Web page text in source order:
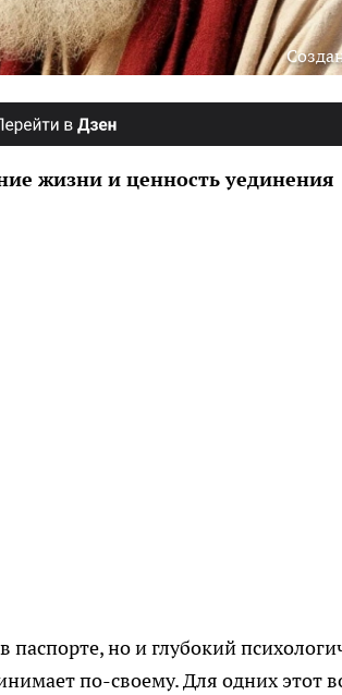
жизни и ценность уединения
паспорте, но и глубокий
по-своему. Для одних этот